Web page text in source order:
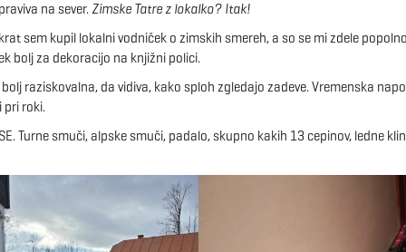
na sever.Zimske Tatre z lokalko? Itak!
sem kupil lokalni vodniček o zimskih smereh, a so se mi zdele
bolj za dekoracijo na knjižni polici.
raziskovalna, da vidiva, kako sploh zgledajo zadeve. Vremenska
pri roki.
Turne smuči, alpske smuči, padalo, skupno kakih 13 cepinov, ledne